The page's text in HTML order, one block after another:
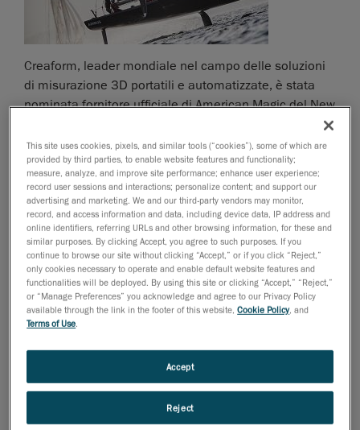
Creaform, leader mondiale nel campo delle soluzioni
di misurazione 3D portatili e automatizzate, è stata
nominata fornitore ufficiale di American Magic del New
York Yacht Club, sfidante della 36ma America's Cup. L'
America's Cupè l'evento sportivo internazionale più
antico del mondo ed è la competizione più prestigiosa
in ambito velistico.
"Le sifde dell'America's Cup si basano
sull'innovazione, la precisione e la gestione del
tempo. Creaform ci è utile in tutte questi campi", ha
dichiarato Terry Hutchinson, skipper e direttore
esecutivo di American Magic. "La tecnologia di
misurazione 3D di Creaform, unita al lavoro sul posto
loro team, è un importante vantaggio competitivo per
American Magic
verificare progetti e componenti 3D per le barche da
regata, migliorando sia tempi che i programmi di
This site uses cookies, pixels, and similar tools (“cookies”), some of which are
provided by third parties, to enable website features and functionality;
measure, analyze, and improve site performance; enhance user experience;
record user sessions and interactions; personalize content; and support our
advertising and marketing. We and our third-party vendors may monitor,
record, and access information and data, including device data, IP address and
online identifiers, referring URLs and other browsing information, for these and
similar purposes. By clicking Accept, you agree to such purposes. If you
continue to browse our site without clicking “Accept,” or if you click “Reject,”
only cookies necessary to operate and enable default website features and
functionalities will be deployed. By using this site or clicking “Accept,” “Reject,”
or “Manage Preferences” you acknowledge and agree to our Privacy Policy
available through the link in the footer of this website,Cookie Policy, and
Terms of Use
Reject
Accept